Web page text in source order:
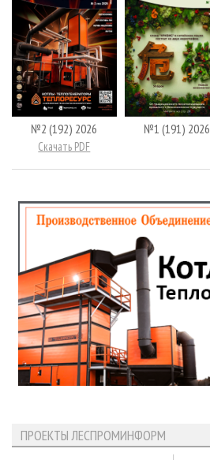
№2 (192) 2026
Скачать PDF
№1 (191) 2026
ПРОЕКТЫ ЛЕСПРОМИНФОРМ